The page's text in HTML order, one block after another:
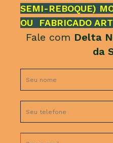
SEMI-REBOQUE)
OU FABRICADO
Fale com Delta
da